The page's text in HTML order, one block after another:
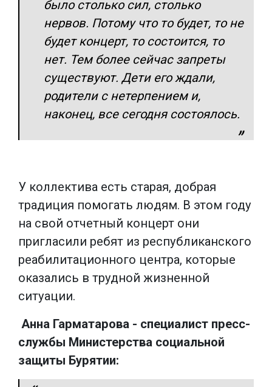
было столько сил, столько
нервов. Потому что то будет, то не
будет концерт, то состоится, то
нет. Тем более сейчас запреты
существуют. Дети его ждали,
родители с нетерпением и,
наконец, все сегодня состоялось.
У коллектива есть старая, добрая
традиция помогать людям. В этом году
на свой отчетный концерт они
пригласили ребят из республиканского
реабилитационного центра, которые
оказались в трудной жизненной
ситуации.
Анна Гарматарова - специалист пресс-
службы Министерства социальной
защиты Бурятии: